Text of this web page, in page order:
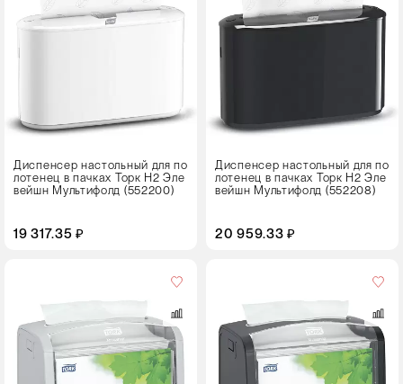
Диспенсер настольный для по
лотенец в пачках Торк H2 Эле
вейшн Мультифолд (552200)
19 317.35 ₽
Диспенсер настольный для по
лотенец в пачках Торк H2 Эле
вейшн Мультифолд (552208)
20 959.33 ₽